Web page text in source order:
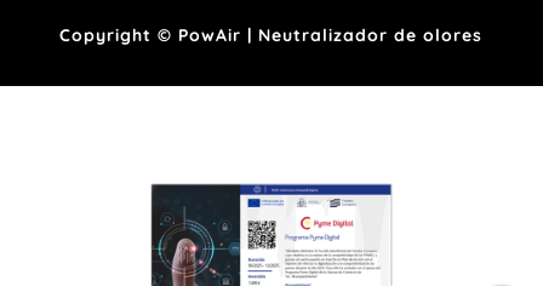
Copyright © PowAir | Neutralizador de olores